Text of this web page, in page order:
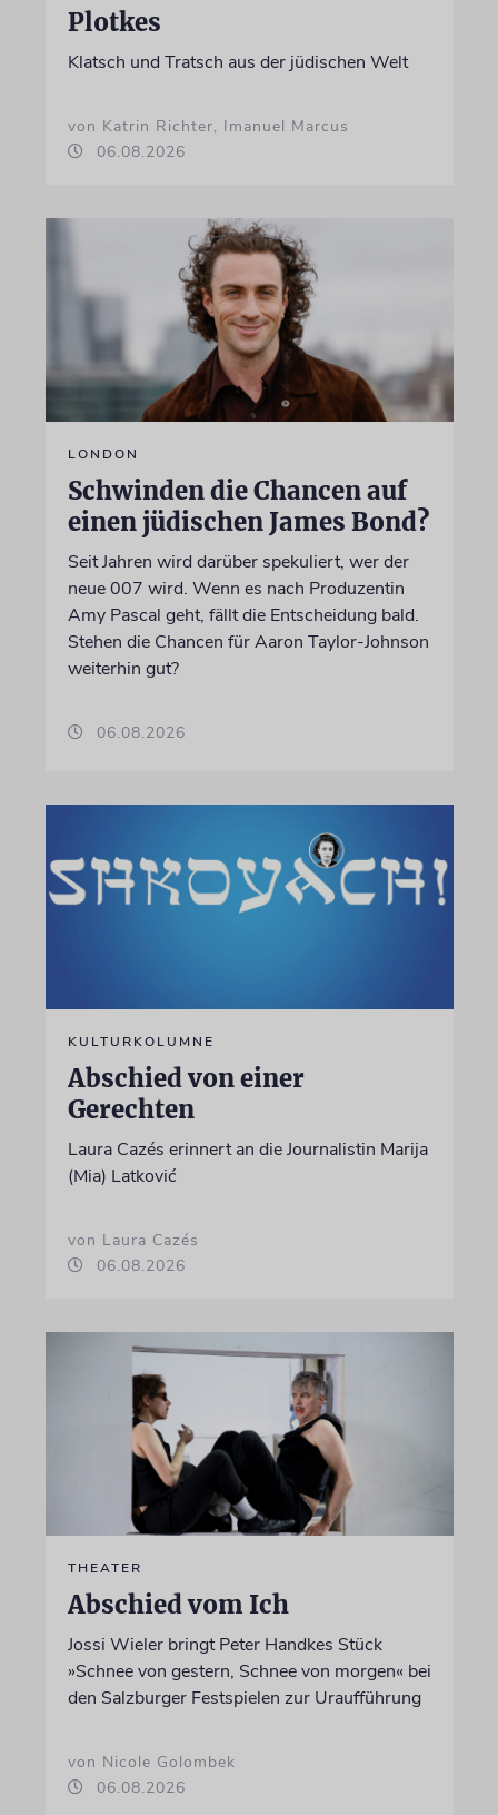
Plotkes
Klatsch und Tratsch aus der jüdischen Welt
von Katrin Richter, Imanuel Marcus
06.08.2026
LONDON
Schwinden die Chancen auf
einen jüdischen James Bond?
Seit Jahren wird darüber spekuliert, wer der
neue 007 wird. Wenn es nach Produzentin
Amy Pascal geht, fällt die Entscheidung bald.
Stehen die Chancen für Aaron Taylor-Johnson
weiterhin gut?
06.08.2026
KULTURKOLUMNE
Abschied von einer
Gerechten
Laura Cazés erinnert an die Journalistin Marija
(Mia) Latković
von Laura Cazés
06.08.2026
THEATER
Abschied vom Ich
Jossi Wieler bringt Peter Handkes Stück
»Schnee von gestern, Schnee von morgen« bei
den Salzburger Festspielen zur Uraufführung
von Nicole Golombek
06.08.2026